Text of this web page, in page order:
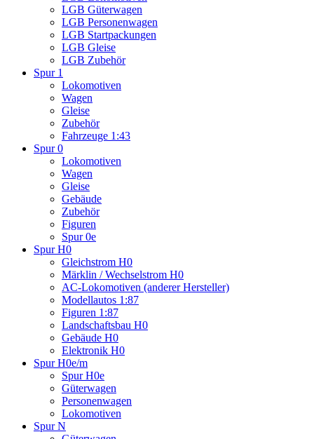
LGB Güterwagen
LGB Personenwagen
LGB Startpackungen
LGB Gleise
LGB Zubehör
Spur 1
Lokomotiven
Wagen
Gleise
Zubehör
Fahrzeuge 1:43
Spur 0
Lokomotiven
Wagen
Gleise
Gebäude
Zubehör
Figuren
Spur 0e
Spur H0
Gleichstrom H0
Märklin / Wechselstrom H0
AC-Lokomotiven (anderer Hersteller)
Modellautos 1:87
Figuren 1:87
Landschaftsbau H0
Gebäude H0
Elektronik H0
Spur H0e/m
Spur H0e
Güterwagen
Personenwagen
Lokomotiven
Spur N